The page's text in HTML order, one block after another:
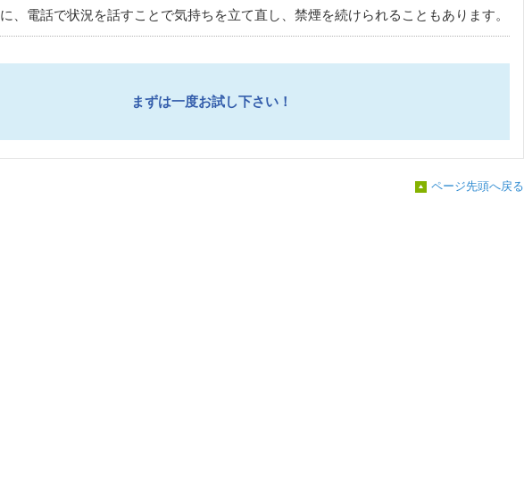
に、電話で状況を話すことで気持ちを立て直し、禁煙を続けられることもあります。
まずは一度お試し下さい！
ページ先頭へ戻る